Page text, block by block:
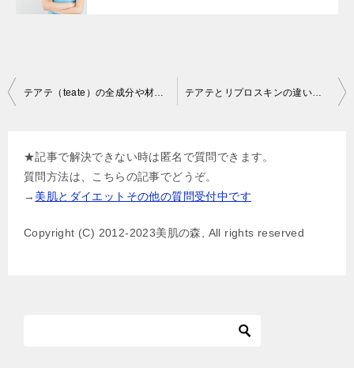
投
テアテ（teate）の全成分や材料！どれが良いの？ テアテとリプロスキンの違い比較！どちらを選ぶとニキビケアに良い？
★記事で解決できない時は匿名で質問できます。
質問方法は、こちらの記事でどうぞ。
→ 美肌とダイエットその他の質問受付中です
Copyright (C) 2012-2023美肌の森, All rights reserved